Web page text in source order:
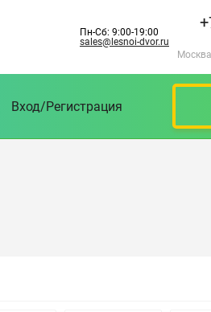
Пн-Сб: 9:00-19:00
sales@lesnoi-dvor.ru
Вход/Регистрация